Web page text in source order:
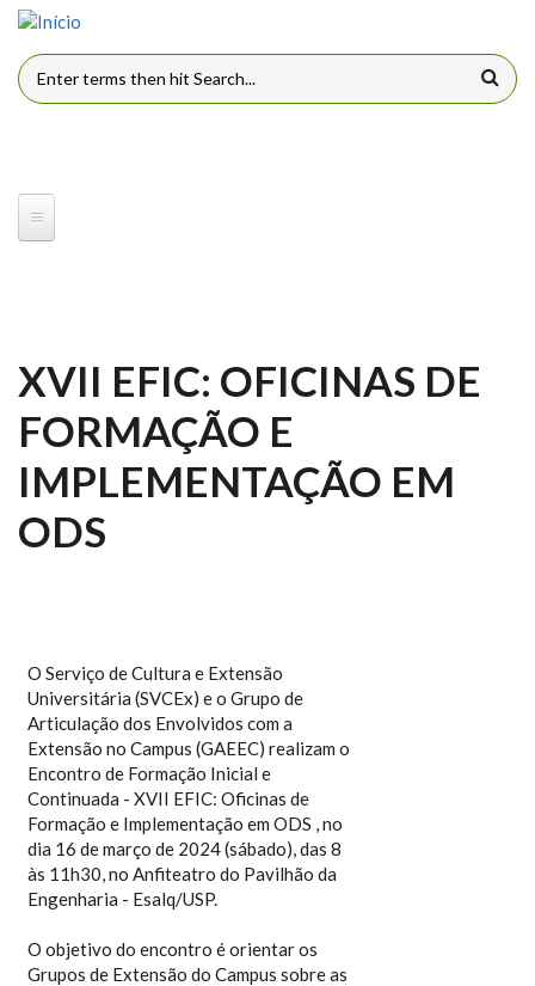
Pular para o conteúdo principal
FORMULÁRIO DE BUSCA
XVII EFIC: OFICINAS DE
FORMAÇÃO E
IMPLEMENTAÇÃO EM
ODS
O Serviço de Cultura e Extensão
Universitária (SVCEx) e o Grupo de
Articulação dos Envolvidos com a
Extensão no Campus (GAEEC) realizam o
Encontro de Formação Inicial e
Continuada - XVII EFIC: Oficinas de
Formação e Implementação em ODS , no
dia 16 de março de 2024 (sábado), das 8
às 11h30, no Anfiteatro do Pavilhão da
Engenharia - Esalq/USP.
O objetivo do encontro é orientar os
Grupos de Extensão do Campus sobre as